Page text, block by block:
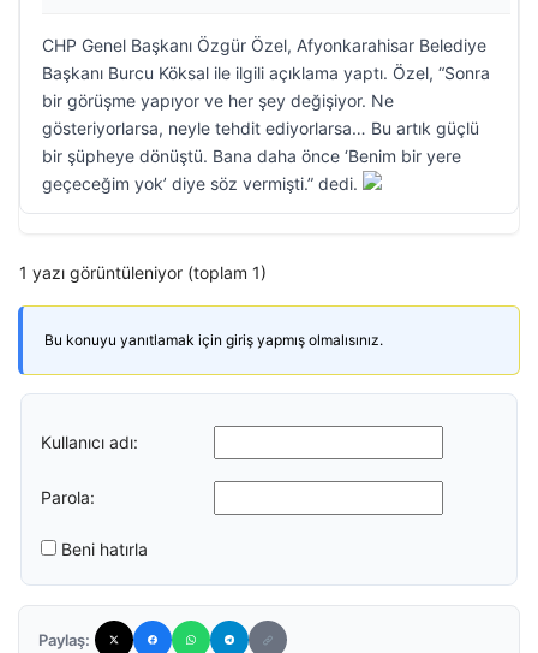
CHP Genel Başkanı Özgür Özel, Afyonkarahisar Belediye
Başkanı Burcu Köksal ile ilgili açıklama yaptı. Özel, “Sonra
bir görüşme yapıyor ve her şey değişiyor. Ne
gösteriyorlarsa, neyle tehdit ediyorlarsa… Bu artık güçlü
bir şüpheye dönüştü. Bana daha önce ‘Benim bir yere
geçeceğim yok’ diye söz vermişti.” dedi.
1 yazı görüntüleniyor (toplam 1)
Bu konuyu yanıtlamak için giriş yapmış olmalısınız.
Kullanıcı adı:
Parola:
Beni hatırla
Paylaş: